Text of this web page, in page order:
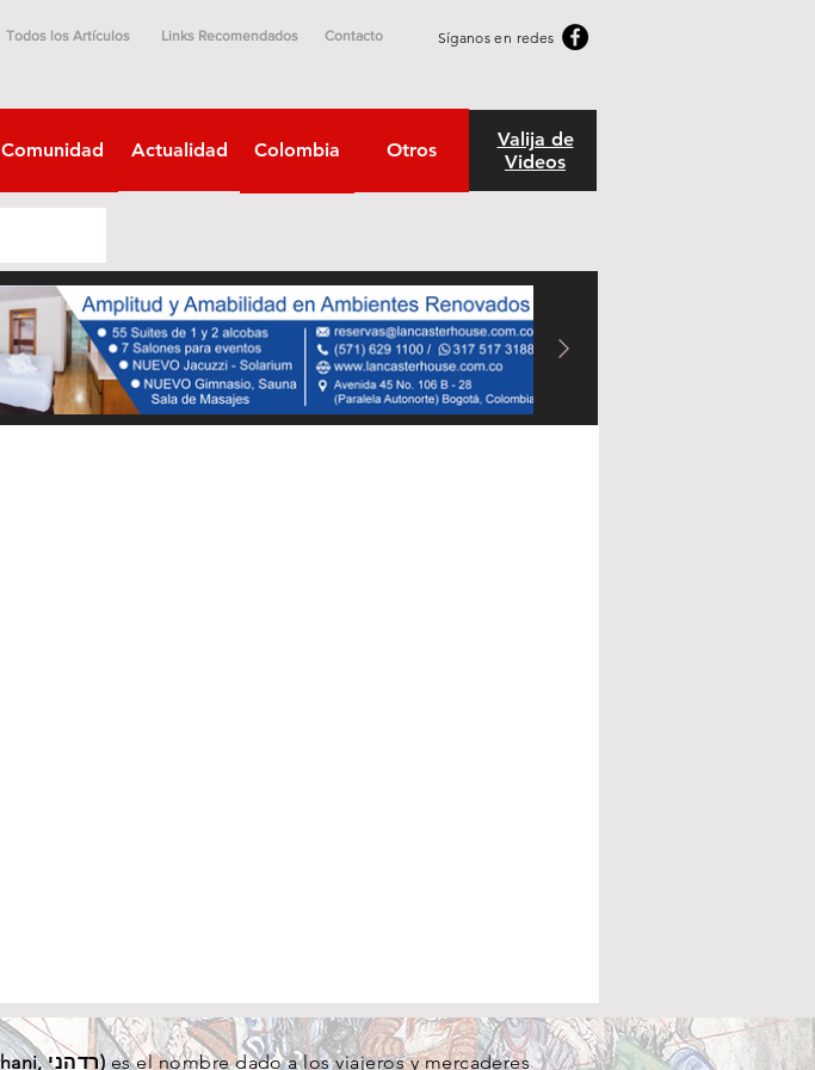
Todos los Artículos Links Recomendados Contacto Síganos en redes
Comunidad Actualidad Colombia Otros
Valija de
Videos
, Radhani, רדהני)es el nombre dado a los viajeros y mercaderes